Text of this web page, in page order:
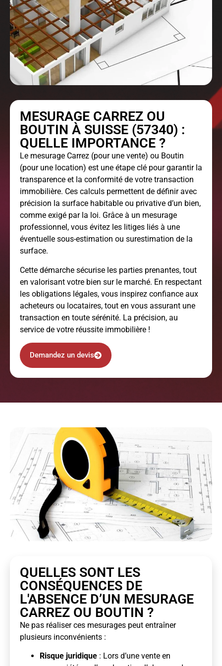
MESURAGE CARREZ OU
BOUTIN À SUISSE (57340) :
QUELLE IMPORTANCE ?
Le mesurage Carrez (pour une vente) ou Boutin
(pour une location) est une étape clé pour garantir la
transparence et la conformité de votre transaction
immobilière. Ces calculs permettent de définir avec
précision la surface habitable ou privative d’un bien,
comme exigé par la loi. Grâce à un mesurage
professionnel, vous évitez les litiges liés à une
éventuelle sous-estimation ou surestimation de la
surface.
Cette démarche sécurise les parties prenantes, tout
en valorisant votre bien sur le marché. En respectant
les obligations légales, vous inspirez confiance aux
acheteurs ou locataires, tout en vous assurant une
transaction en toute sérénité. La précision, au
service de votre réussite immobilière !
Demandez un devis
QUELLES SONT LES
CONSÉQUENCES DE
L'ABSENCE D’UN MESURAGE
CARREZ OU BOUTIN ?
Ne pas réaliser ces mesurages peut entraîner
plusieurs inconvénients :
Risque juridique : Lors d’une vente en